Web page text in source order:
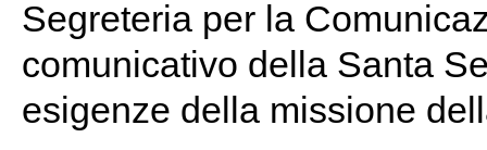
Segreteria per la
comunicativo della Santa
esigenze della missione